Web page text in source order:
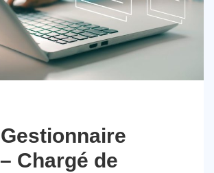
Chargé de